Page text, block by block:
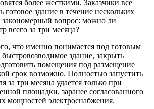
более жесткими. Заказчики все
готовое здание в течение нескольких
закономерный вопрос: можно ли
всего за три месяца?
что именно понимается под готовым
здание, закрыть
помещения под размещение
срок возможно. Полностью запустить
три месяца удается только при
площадки, заранее согласованного
мощностей электроснабжения.